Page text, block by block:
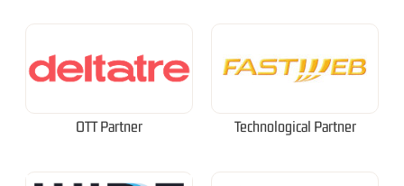
OTT Partner Technological Partner